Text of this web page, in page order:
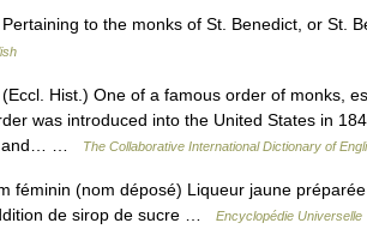
to the monks of St. Benedict, or St.
Hist.) One of a famous order of monks,
was introduced into the United States in
and… …
The Collaborative International Dictionary of
féminin (nom déposé) Liqueur jaune
de sirop de sucre …
Encyclopédie Universelle